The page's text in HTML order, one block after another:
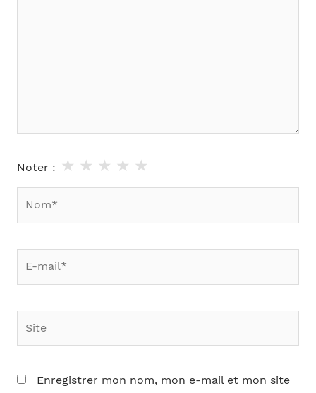
Noter : ★
★
★
★
★
Enregistrer mon nom, mon e-mail et mon site